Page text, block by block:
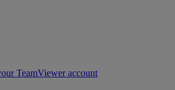
TeamViewer account